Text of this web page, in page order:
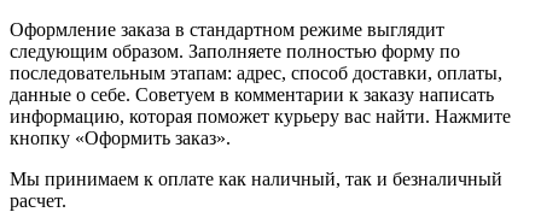
Оформление заказа в стандартном режиме выглядит
следующим образом. Заполняете полностью форму по
последовательным этапам: адрес, способ доставки, оплаты,
данные о себе. Советуем в комментарии к заказу написать
информацию, которая поможет курьеру вас найти. Нажмите
кнопку «Оформить заказ».
Мы принимаем к оплате как наличный, так и безналичный
расчет.